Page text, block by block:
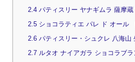
2.4パティスリー ヤナギムラ 薩摩蔵
2.5ショコラティエ パレ ド オール
2.6パティスリー・シュクレ 八海山
2.7ルタオ ナイアガラ ショコラブラ